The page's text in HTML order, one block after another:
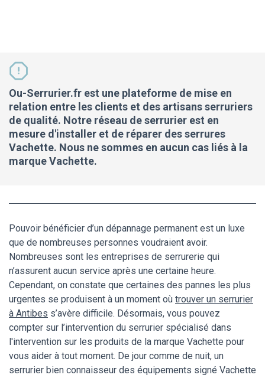
Ou-Serrurier.fr est une plateforme de mise en
relation entre les clients et des artisans serruriers
de qualité. Notre réseau de serrurier est en
mesure d'installer et de réparer des serrures
Vachette. Nous ne sommes en aucun cas liés à la
marque Vachette.
Pouvoir bénéficier d’un dépannage permanent est un luxe
que de nombreuses personnes voudraient avoir.
Nombreuses sont les entreprises de serrurerie qui
n’assurent aucun service après une certaine heure.
Cependant, on constate que certaines des pannes les plus
urgentes se produisent à un moment où trouver un serrurier
à Antibes s’avère difficile. Désormais, vous pouvez
compter sur l’intervention du serrurier spécialisé dans
l'intervention sur les produits de la marque Vachette pour
vous aider à tout moment. De jour comme de nuit, un
serrurier bien connaisseur des équipements signé Vachette